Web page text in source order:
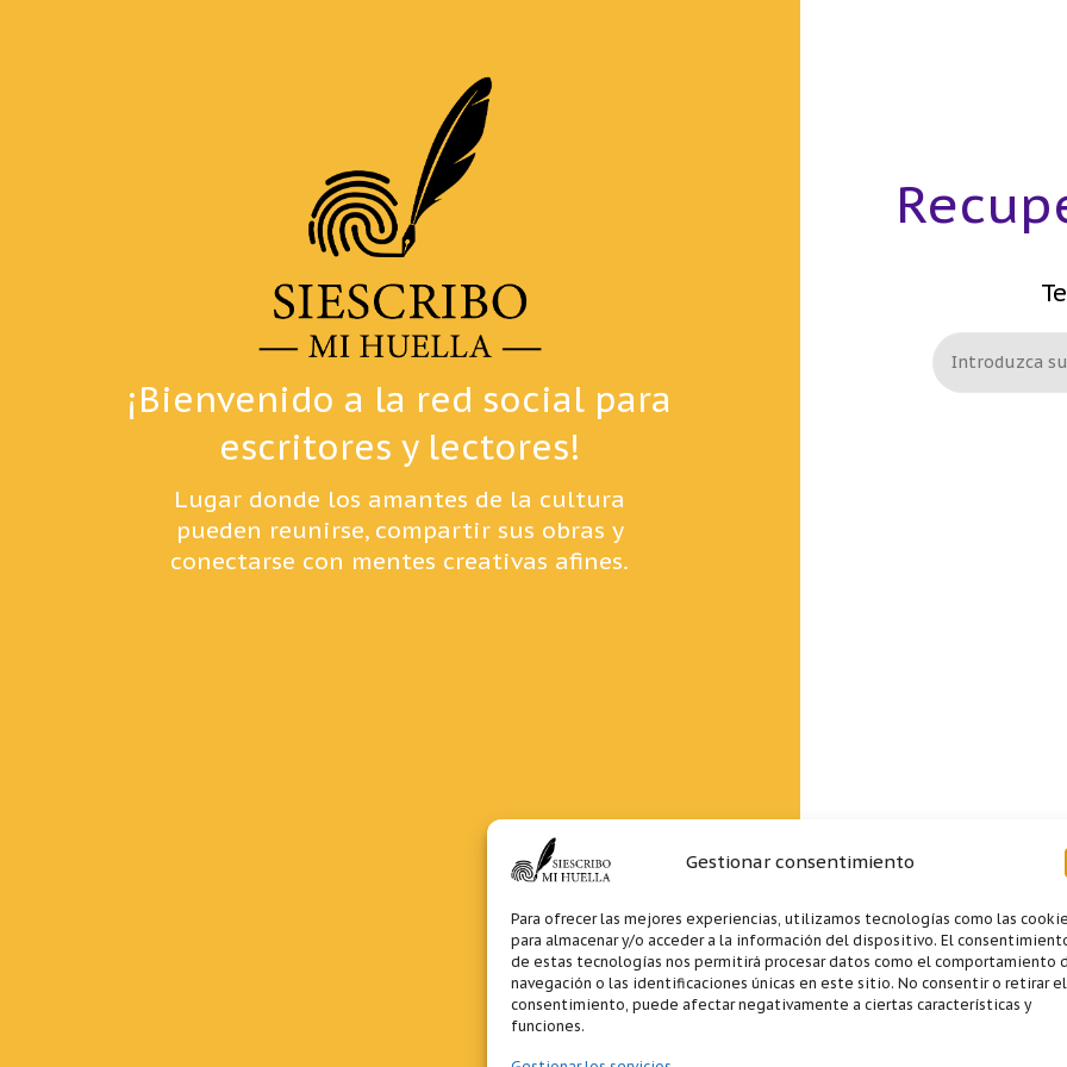
Gestionar consentimiento
Para ofrecer las mejores experiencias, utilizamos tecnologías como las
para almacenar y/o acceder a la información del dispositivo. El
de estas tecnologías nos permitirá procesar datos como el comportamiento
navegación o las identificaciones únicas en este sitio. No consentir o retirar el
consentimiento, puede afectar negativamente a ciertas características y
funciones.
¡Bienvenido a la red social para
escritores y lectores!
Lugar donde los amantes de la cultura
pueden reunirse, compartir sus obras y
conectarse con mentes creativas afines.